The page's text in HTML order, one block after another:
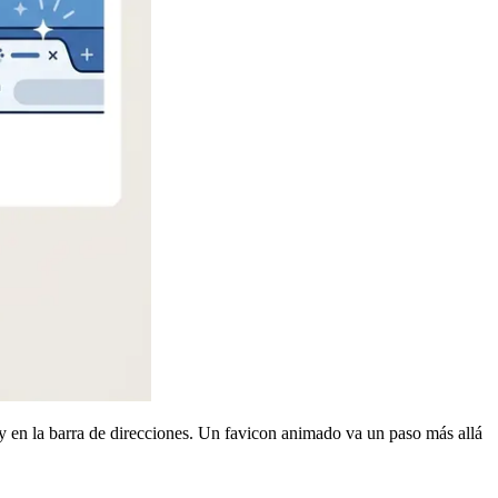
la barra de direcciones. Un favicon animado va un paso más allá